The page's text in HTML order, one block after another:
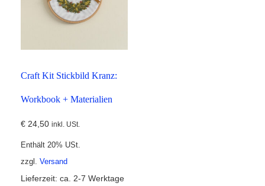
Craft Kit Stickbild Kranz:
Workbook + Materialien
€ 24,50 inkl. USt.
Enthält 20% USt.
zzgl. Versand
Lieferzeit: ca. 2-7 Werktage